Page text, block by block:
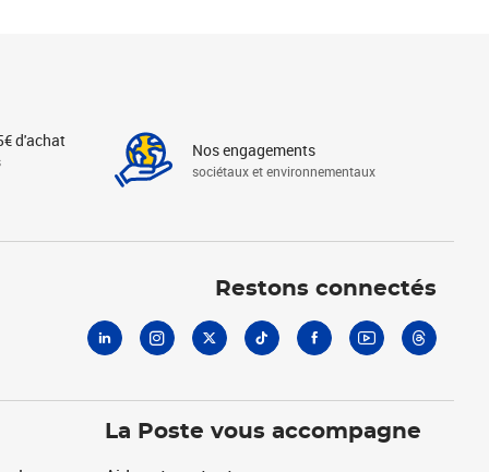
d'achat Nos engagements
sociétaux et environnementaux
Restons connectés
La Poste vous accompagne